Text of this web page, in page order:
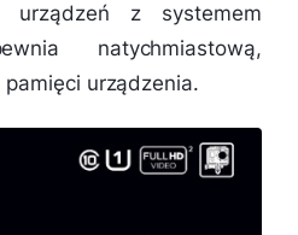
z systemem
natychmiastową,
urządzenia.